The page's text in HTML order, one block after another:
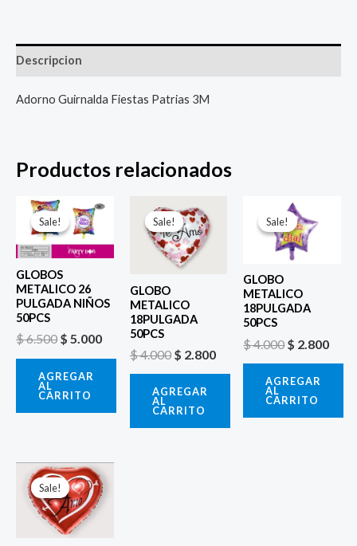
Descripcion
Adorno Guirnalda Fiestas Patrias 3M
Productos relacionados
Sale!
Sale!
GLOBOS
METALICO 26
PULGADA NIÑOS
50PCS
$6.500
El
precio
original
era:
$ 5.000
El
AGREGAR
AL
CARRITO
Sale!
Sale!
GLOBO
METALICO
18PULGADA
50PCS
$4.000
precio
original
era:
$ 4.000.
$ 2.800
AGREGAR
AL
CARRITO
Sale!
Sale!
GLOBO
METALICO
18PULGADA
50PCS
$4.000
El
precio
original
era:
$ 2.800
AGREGAR
AL
CARRITO
Sale!
Sale!
El
precio
original
era:
$ 4.000.
El
precio
actual